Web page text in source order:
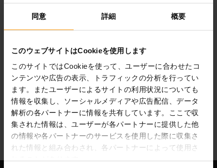
同意 詳細 概要
このウェブサイトはCookieを使用します
このサイトではCookieを使って、ユーザーに合わせたコ
ンテンツや広告の表示、トラフィックの分析を行ってい
ます。またユーザーによるサイトの利用状況についても
情報を収集し、ソーシャルメディアや広告配信、データ
解析の各パートナーに情報を共有しています。ここで収
集された情報は、ユーザーが各パートナーに提供した他
の情報や各パートナーのサービスを使用した際に収集さ
れた情報と組み合わされ、各パートナーによって使用さ
れることがあります。
Valheim
サーバーホスティング
All Games